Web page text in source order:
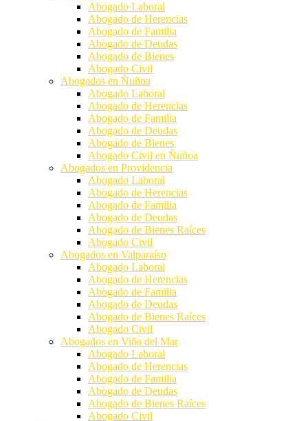
Abogado Laboral
Abogado de Herencias
Abogado de Familia
Abogado de Deudas
Abogado de Bienes
Abogado Civil
Abogados en Ñuñoa
Abogado Laboral
Abogado de Herencias
Abogado de Familia
Abogado de Deudas
Abogado de Bienes
Abogado Civil en Ñuñoa
Abogados en Providencia
Abogado Laboral
Abogado de Herencias
Abogado de Familia
Abogado de Deudas
Abogado de Bienes Raíces
Abogado Civil
Abogados en Valparaíso
Abogado Laboral
Abogado de Herencias
Abogado de Familia
Abogado de Deudas
Abogado de Bienes Raíces
Abogado Civil
Abogados en Viña del Mar
Abogado Laboral
Abogado de Herencias
Abogado de Familia
Abogado de Deudas
Abogado de Bienes Raíces
Abogado Civil